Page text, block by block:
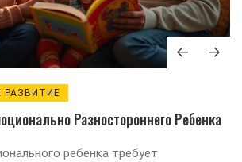
Разностороннего Ребенка
ребенка требует